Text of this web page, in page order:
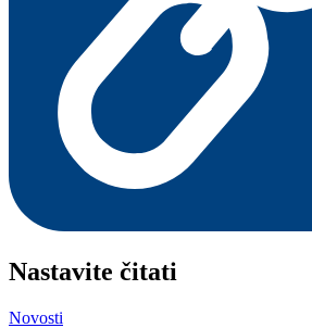
Nastavite čitati
Novosti